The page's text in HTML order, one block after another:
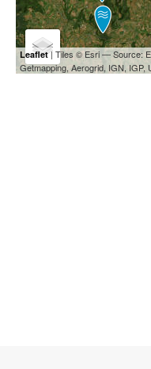
Leaflet| Tiles © Esri — Source:
Getmapping, Aerogrid, IGN, IGP,